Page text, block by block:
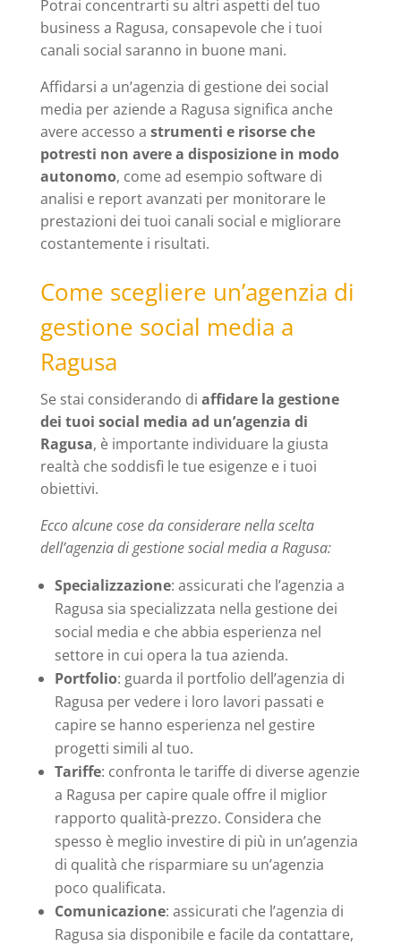
Potrai concentrarti su altri aspetti del tuo
business a Ragusa, consapevole che i tuoi
canali social saranno in buone mani.
Affidarsi a un’agenzia di gestione dei social
media per aziende a Ragusa significa anche
avere accesso a strumenti e risorse che
potresti non avere a disposizione in modo
autonomo, come ad esempio software di
analisi e report avanzati per monitorare le
prestazioni dei tuoi canali social e migliorare
costantemente i risultati.
Come scegliere un’agenzia di
gestione social media a
Ragusa
Se stai considerando di affidare la gestione
dei tuoi social media ad un’agenzia di
Ragusa, è importante individuare la giusta
realtà che soddisfi le tue esigenze e i tuoi
obiettivi.
Ecco alcune cose da considerare nella scelta
dell’agenzia di gestione social media a Ragusa:
Specializzazione: assicurati che l’agenzia a
Ragusa sia specializzata nella gestione dei
social media e che abbia esperienza nel
settore in cui opera la tua azienda.
Portfolio: guarda il portfolio dell’agenzia di
Ragusa per vedere i loro lavori passati e
capire se hanno esperienza nel gestire
progetti simili al tuo.
Tariffe: confronta le tariffe di diverse agenzie
a Ragusa per capire quale offre il miglior
rapporto qualità-prezzo. Considera che
spesso è meglio investire di più in un’agenzia
di qualità che risparmiare su un’agenzia
poco qualificata.
Comunicazione: assicurati che l’agenzia di
Ragusa sia disponibile e facile da contattare,